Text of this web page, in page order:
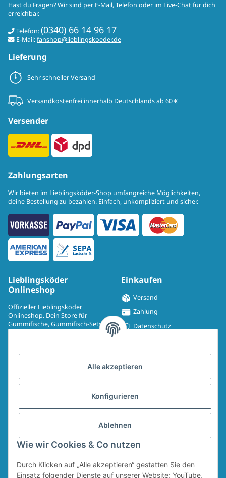
Alle akzeptieren
Konfigurieren
Ablehnen
Wie wir Cookies & Co nutzen
Durch Klicken auf „Alle akzeptieren“ gestatten Sie den
Einsatz folgender Dienste auf unserer Website: YouTube,
Hast du Fragen? Wir sind per E-Mail, Telefon oder im Live-Chat für dich
erreichbar.
Telefon:(0340) 66 14 96 17
E-Mail:fanshop@lieblingskoeder.de
Lieferung
Sehr schneller Versand
Versandkostenfrei innerhalb Deutschlands ab 60 €
Versender
Zahlungsarten
Wir bieten im Lieblingsköder-Shop umfangreiche Möglichkeiten,
deine Bestellung zu bezahlen. Einfach, unkompliziert und sicher.
Lieblingsköder
Onlineshop
Offizieller Lieblingsköder
Onlineshop. Dein Store für
Gummifische, Gummifisch-Sets,
Einkaufen
Versand
Zahlung
Datenschutz
Widerrufsrecht
AGB
Sitemap
Widerrufsformular
Vertrag widerrufen
* Alle Preise inkl. gesetzlicher USt., zzgl.Versand
Für den Versand von Ruten und Keschern wird ein Sperrgutzuschlag in Höhe